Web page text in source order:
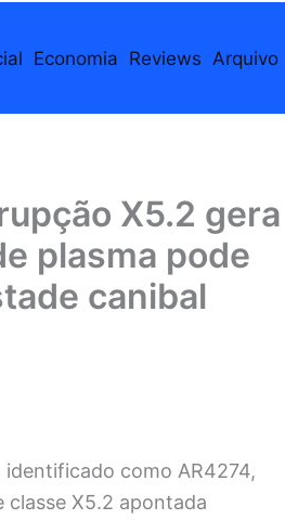
Economia Reviews Arquivo
X5.2 gera
plasma pode
canibal
como AR4274,
classe X5.2 apontada